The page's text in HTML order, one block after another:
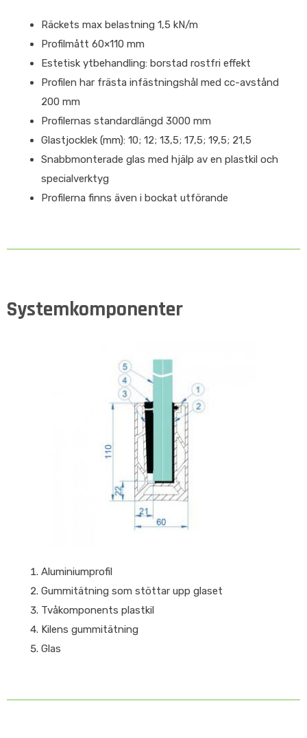
Räckets max belastning 1,5 kN/m
Profilmått 60×110 mm
Estetisk ytbehandling: borstad rostfri effekt
Profilen har frästa infästningshål med cc-avstånd
200 mm
Profilernas standardlängd 3000 mm
Glastjocklek (mm): 10; 12; 13,5; 17,5; 19,5; 21,5
Snabbmonterade glas med hjälp av en plastkil och
specialverktyg
Profilerna finns även i bockat utförande
Systemkomponenter
Aluminiumprofil
Gummitätning som stöttar upp glaset
Tvåkomponents plastkil
Kilens gummitätning
Glas